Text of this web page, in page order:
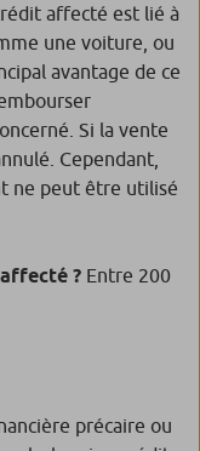
affecté est lié à
une voiture, ou
avantage de ce
Si la vente
Cependant,
ne peut être utilisé
? Entre 200
précaire ou